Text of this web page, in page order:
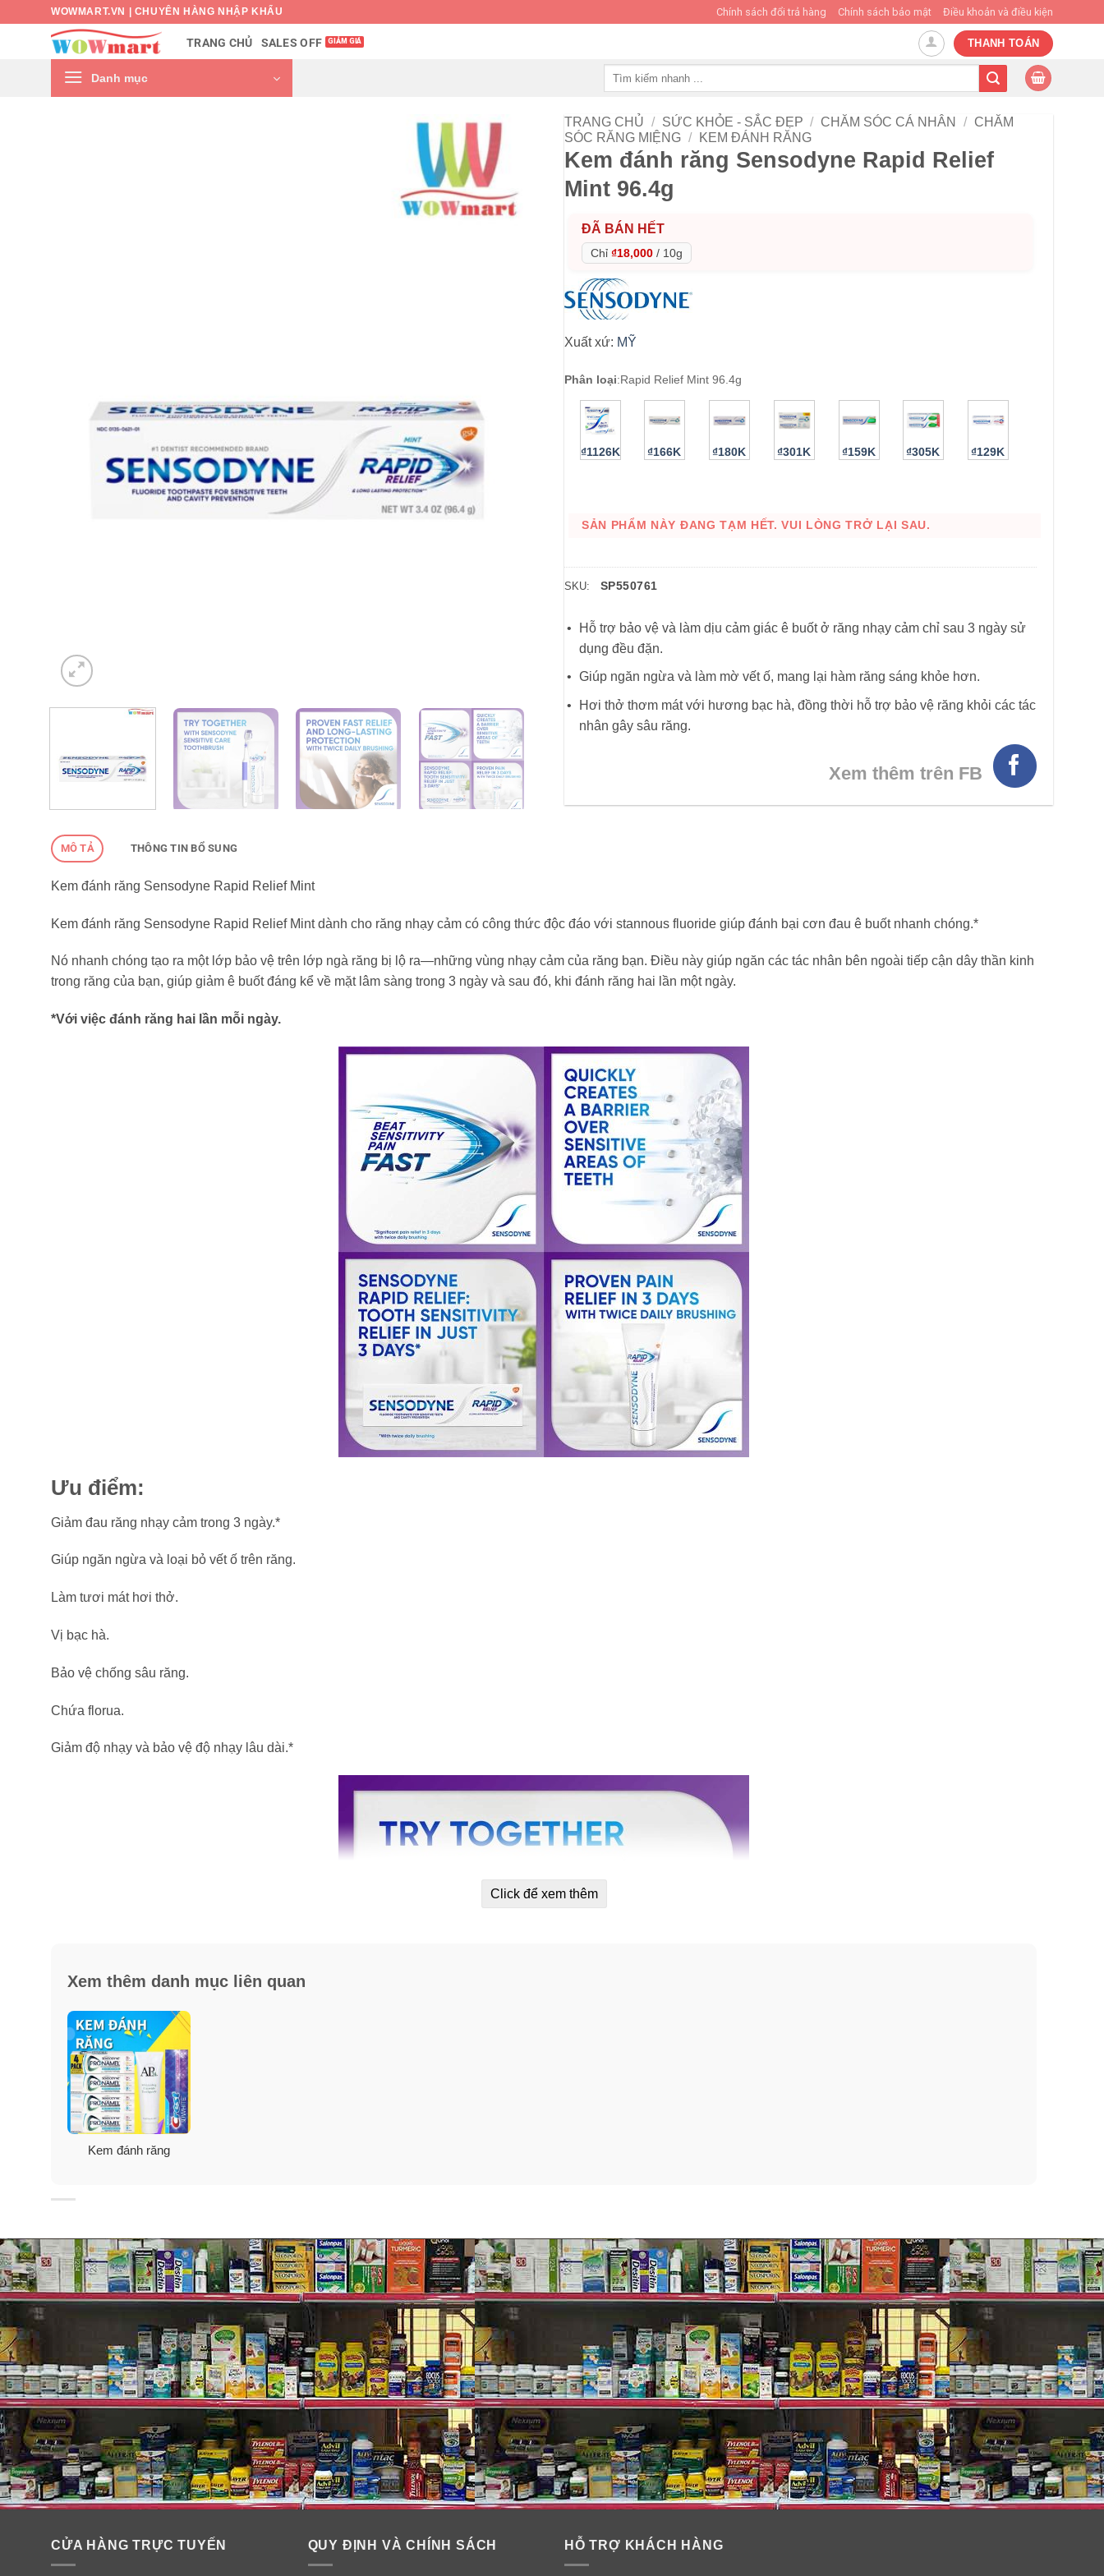
WOWMART.VN | CHUYÊN HÀNG NHẬP KHẨU Chính sách đổi trả hàng Chính sách bảo mật Điều khoản và điều kiện
TRANG CHỦ SALES OFF THANH TOÁN
Danh mục
TRANG CHỦ / SỨC KHỎE - SẮC ĐẸP / CHĂM SÓC CÁ NHÂN / CHĂM
SÓC RĂNG MIỆNG / KEM ĐÁNH RĂNG
Kem đánh răng Sensodyne Rapid Relief
Mint 96.4g
ĐÃ BÁN HẾT
Chỉ ₫18,000 / 10g
Xuất xứ: MỸ
Phân loại:Rapid Relief Mint 96.4g
₫1126K ₫166K ₫180K ₫301K ₫159K ₫305K ₫129K
SẢN PHẨM NÀY ĐANG TẠM HẾT. VUI LÒNG TRỞ LẠI SAU.
SKU: SP550761
Hỗ trợ bảo vệ và làm dịu cảm giác ê buốt ở răng nhạy cảm chỉ sau 3 ngày sử
dụng đều đặn.
Giúp ngăn ngừa và làm mờ vết ố, mang lại hàm răng sáng khỏe hơn.
Hơi thở thơm mát với hương bạc hà, đồng thời hỗ trợ bảo vệ răng khỏi các tác
nhân gây sâu răng.
Xem thêm trên FB
MÔ TẢ THÔNG TIN BỔ SUNG
Kem đánh răng Sensodyne Rapid Relief Mint
Kem đánh răng Sensodyne Rapid Relief Mint dành cho răng nhạy cảm có công thức độc đáo với stannous fluoride giúp đánh bại cơn đau ê buốt nhanh chóng.*
Nó nhanh chóng tạo ra một lớp bảo vệ trên lớp ngà răng bị lộ ra—những vùng nhạy cảm của răng bạn. Điều này giúp ngăn các tác nhân bên ngoài tiếp cận dây thần kinh
trong răng của bạn, giúp giảm ê buốt đáng kể về mặt lâm sàng trong 3 ngày và sau đó, khi đánh răng hai lần một ngày.
*Với việc đánh răng hai lần mỗi ngày.
Ưu điểm:
Giảm đau răng nhạy cảm trong 3 ngày.*
Giúp ngăn ngừa và loại bỏ vết ố trên răng.
Làm tươi mát hơi thở.
Vị bạc hà.
Bảo vệ chống sâu răng.
Chứa florua.
Giảm độ nhạy và bảo vệ độ nhạy lâu dài.*
Click để xem thêm
Xem thêm danh mục liên quan
Kem đánh răng
CỬA HÀNG TRỰC TUYẾN QUY ĐỊNH VÀ CHÍNH SÁCH HỖ TRỢ KHÁCH HÀNG